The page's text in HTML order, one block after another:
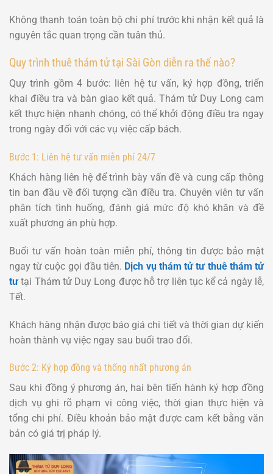
Không thanh toán toàn bộ chi phí trước khi nhận kết quả là
nguyên tắc quan trọng cần tuân thủ.
Quy trình thuê thám tử tại Sài Gòn diễn ra thế nào?
Quy trình gồm 4 bước: liên hệ tư vấn, ký hợp đồng, triển
khai điều tra và bàn giao kết quả. Thám tử Duy Long cam
kết thực hiện nhanh chóng, có thể khởi động điều tra ngay
trong ngày đối với các vụ việc cấp bách.
Bước 1: Liên hệ tư vấn miễn phí 24/7
Khách hàng liên hệ để trình bày vấn đề và cung cấp thông
tin ban đầu về đối tượng cần điều tra. Chuyên viên tư vấn
phân tích tình huống, đánh giá mức độ khó khăn và đề
xuất phương án phù hợp.
Buổi tư vấn hoàn toàn miễn phí, thông tin được bảo mật
ngay từ cuộc gọi đầu tiên. Dịch vụ thám tử tư thuê thám tử
tưtại Thám tử Duy Long được hỗ trợ liên tục kể cả ngày lễ,
Tết.
Khách hàng nhận được báo giá chi tiết và thời gian dự kiến
hoàn thành vụ việc ngay sau buổi trao đổi.
Bước 2: Ký hợp đồng và thống nhất phương án
Sau khi đồng ý phương án, hai bên tiến hành ký hợp đồng
dịch vụ ghi rõ phạm vi công việc, thời gian thực hiện và
tổng chi phí. Điều khoản bảo mật được cam kết bằng văn
bản có giá trị pháp lý.